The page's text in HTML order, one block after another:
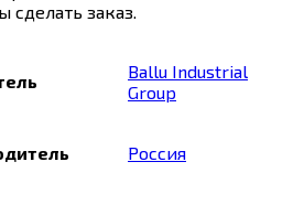
сделать заказ.
Ballu Industrial
Group
Россия